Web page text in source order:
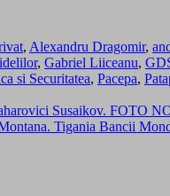
, Alexandru Dragomir,
, Gabriel Liiceanu,
si Securitatea, Pacepa,
Susaikov. FOTO
Tigania Bancii